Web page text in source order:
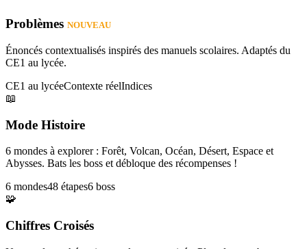
Problèmes NOUVEAU
Énoncés contextualisés inspirés des manuels scolaires. Adaptés du
CE1 au lycée.
CE1 au lycéeContexte réelIndices
📖
Mode Histoire
6 mondes à explorer : Forêt, Volcan, Océan, Désert, Espace et
Abysses. Bats les boss et débloque des récompenses !
6 mondes48 étapes6 boss
🧩
Chiffres Croisés